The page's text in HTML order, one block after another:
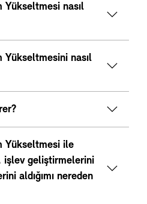
Yükseltmesi nasıl
Yükseltmesini nasıl
Yükseltmesi ile
işlev geliştirmelerini
aldığımı nereden